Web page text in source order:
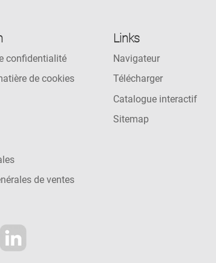
confidentialité
de cookies
de ventes
Links
Navigateur
Télécharger
Catalogue interactif
Sitemap